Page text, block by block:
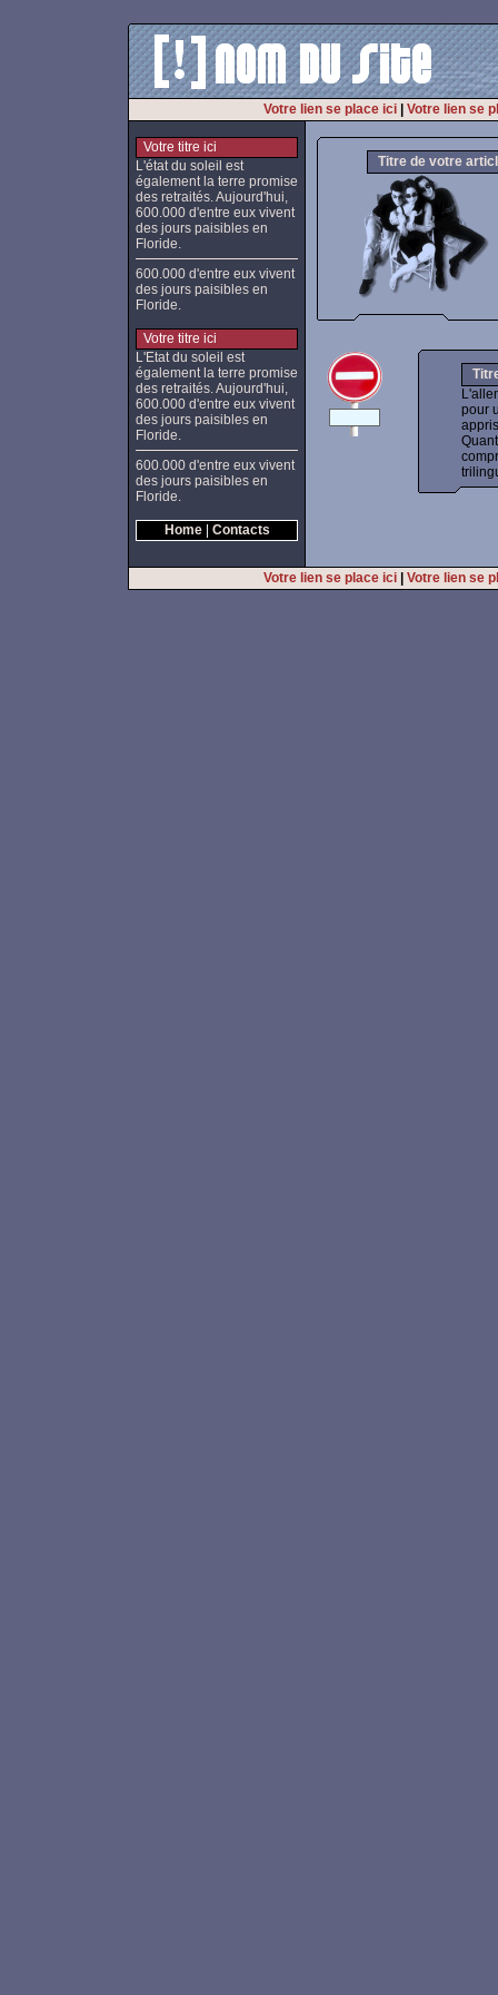
Votre lien se place ici| Votre lien se
Votre titre ici
L'état du soleil est
également la terre promise
des retraités. Aujourd'hui,
600.000 d'entre eux vivent
des jours paisibles en
Floride.
600.000 d'entre eux vivent
des jours paisibles en
Floride.
Votre titre ici
L'Etat du soleil est
également la terre promise
des retraités. Aujourd'hui,
600.000 d'entre eux vivent
des jours paisibles en
Floride.
600.000 d'entre eux vivent
des jours paisibles en
Floride.
Home| Contacts
Titre de votre
pour
Votre lien se place ici| Votre lien se